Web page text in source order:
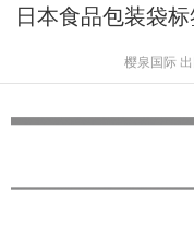
日本食品包装袋
樱泉国际